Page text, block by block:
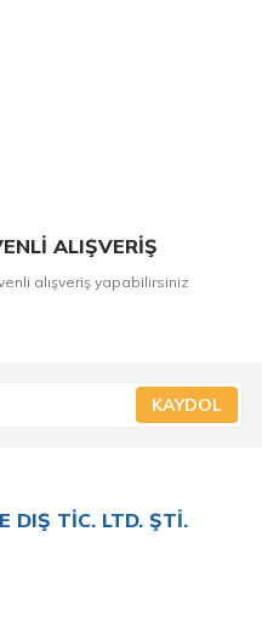
ALIŞVERİŞ
alışveriş yapabilirsiniz
KAYDOL
DIŞ TİC. LTD. ŞTİ.